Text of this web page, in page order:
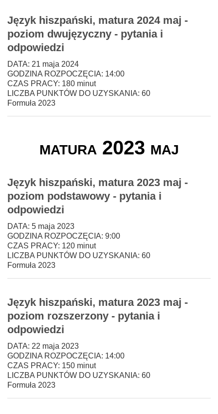
Język hiszpański, matura 2024 maj -
poziom dwujęzyczny - pytania i
odpowiedzi
DATA: 21 maja 2024
GODZINA ROZPOCZĘCIA: 14:00
CZAS PRACY: 180 minut
LICZBA PUNKTÓW DO UZYSKANIA: 60
Formuła 2023
matura 2023 maj
Język hiszpański, matura 2023 maj -
poziom podstawowy - pytania i
odpowiedzi
DATA: 5 maja 2023
GODZINA ROZPOCZĘCIA: 9:00
CZAS PRACY: 120 minut
LICZBA PUNKTÓW DO UZYSKANIA: 60
Formuła 2023
Język hiszpański, matura 2023 maj -
poziom rozszerzony - pytania i
odpowiedzi
DATA: 22 maja 2023
GODZINA ROZPOCZĘCIA: 14:00
CZAS PRACY: 150 minut
LICZBA PUNKTÓW DO UZYSKANIA: 60
Formuła 2023